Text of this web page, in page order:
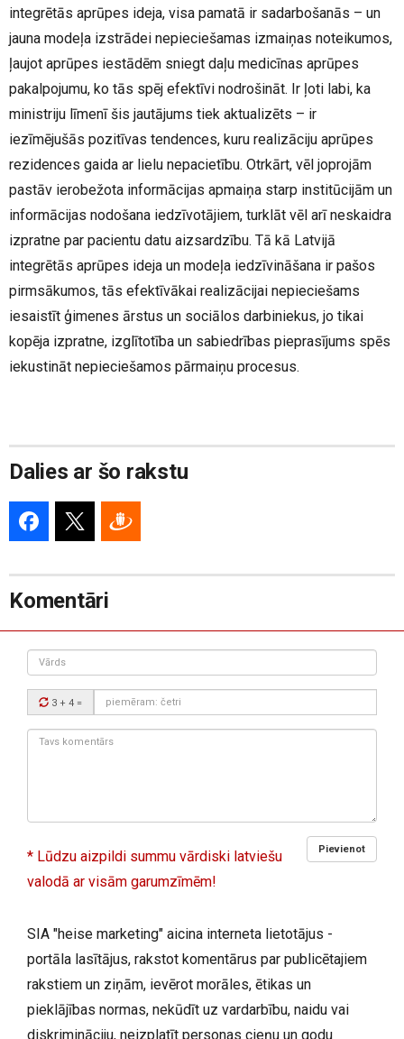
integrētās aprūpes ideja, visa pamatā ir sadarbošanās – un
jauna modeļa izstrādei nepieciešamas izmaiņas noteikumos,
ļaujot aprūpes iestādēm sniegt daļu medicīnas aprūpes
pakalpojumu, ko tās spēj efektīvi nodrošināt. Ir ļoti labi, ka
ministriju līmenī šis jautājums tiek aktualizēts – ir
iezīmējušās pozitīvas tendences, kuru realizāciju aprūpes
rezidences gaida ar lielu nepacietību. Otrkārt, vēl joprojām
pastāv ierobežota informācijas apmaiņa starp institūcijām un
informācijas nodošana iedzīvotājiem, turklāt vēl arī neskaidra
izpratne par pacientu datu aizsardzību. Tā kā Latvijā
integrētās aprūpes ideja un modeļa iedzīvināšana ir pašos
pirmsākumos, tās efektīvākai realizācijai nepieciešams
iesaistīt ģimenes ārstus un sociālos darbiniekus, jo tikai
kopēja izpratne, izglītotība un sabiedrības pieprasījums spēs
iekustināt nepieciešamos pārmaiņu procesus.
Dalies ar šo rakstu
Komentāri
Vārds
Drošības
kods:
3 + 4 =
Tavs
Pievienot
* Lūdzu aizpildi summu vārdiski latviešu
valodā ar visām garumzīmēm!
SIA "heise marketing" aicina interneta lietotājus -
portāla lasītājus, rakstot komentārus par publicētajiem
rakstiem un ziņām, ievērot morāles, ētikas un
pieklājības normas, nekūdīt uz vardarbību, naidu vai
diskrimināciju, neizplatīt personas cieņu un godu